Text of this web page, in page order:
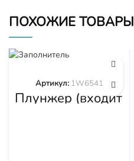
ПОХОЖИЕ ТОВАРЫ
Плунжер (входит
в 1W6539)
Артикул: 1W6541